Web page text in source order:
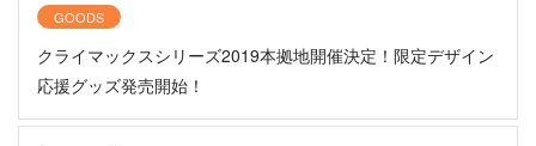
GOODS
クライマックスシリーズ2019本拠地開催決定！限定デザイン
応援グッズ発売開始！